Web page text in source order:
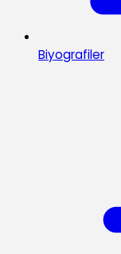
Biyografiler